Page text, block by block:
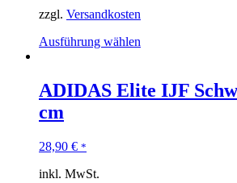
zzgl. Versandkosten
Ausführung wählen
ADIDAS Elite IJF
cm
28,90 € *
inkl. MwSt.